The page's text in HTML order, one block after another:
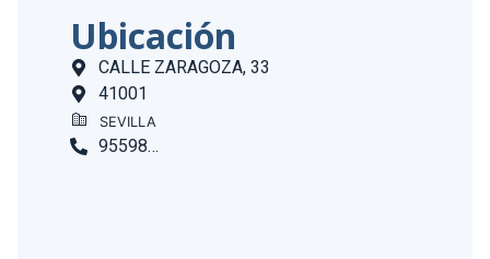
Ubicación
CALLE ZARAGOZA, 33
41001
SEVILLA
955982980